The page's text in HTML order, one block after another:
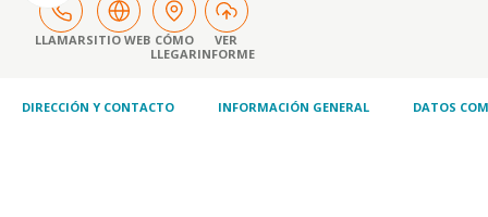
LLAMARSITIO WEB CÓMO
LLEGAR
VER
INFORME
DIRECCIÓN Y CONTACTO INFORMACIÓN GENERAL DATOS